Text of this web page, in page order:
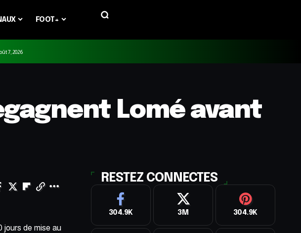
FOOT+
7, 2026
Lomé avant
jours de mise au
RESTEZ CONNECTES
304.9K 3M 304.9K